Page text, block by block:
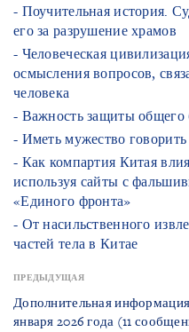
- Поучительная история.
его за разрушение храмов
- Человеческая
осмысления вопросов,
человека
- Важность защиты общего
- Иметь мужество
- Как компартия Китая
используя сайты с
«Единого фронта»
- От насильственного
частей тела в Китае
ПРЕДЫДУЩАЯ
Дополнительная
января 2026 года (11